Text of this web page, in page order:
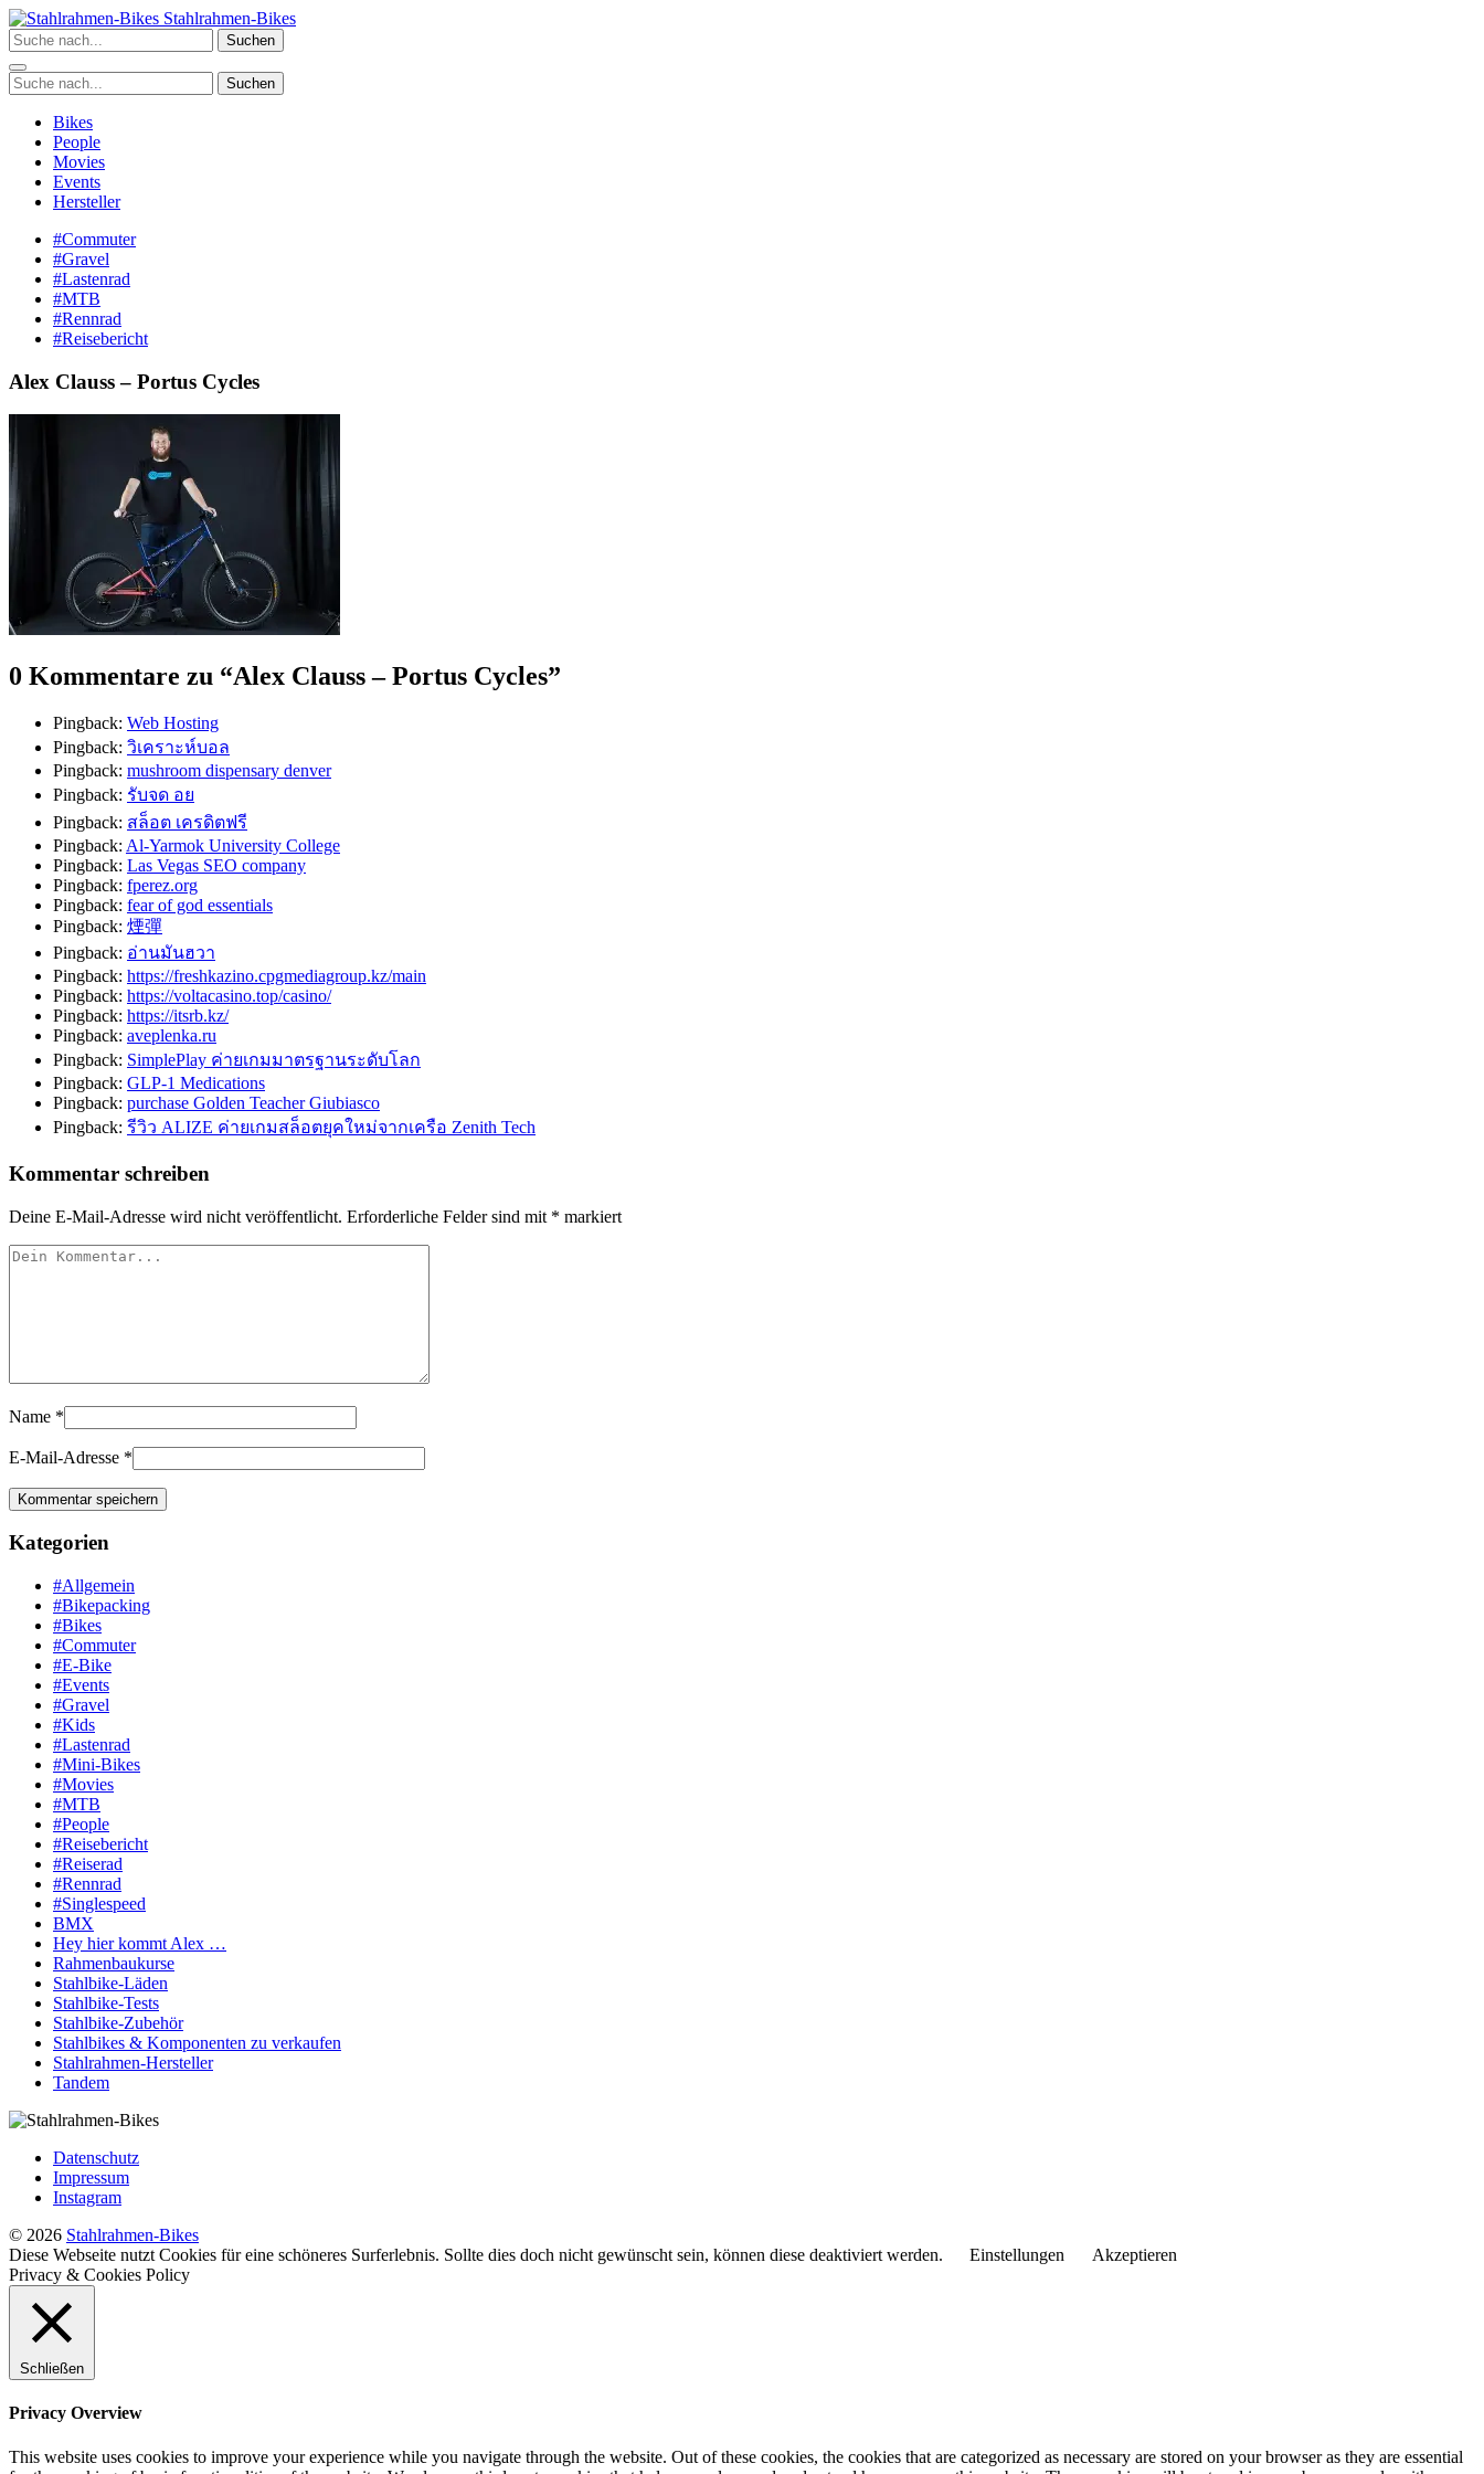
Zum
Inhalt
springen
Stahlrahmen-Bikes
Suchen
Suchen
Bikes
People
Movies
Events
Hersteller
#Commuter
#Gravel
#Lastenrad
#MTB
#Rennrad
#Reisebericht
Alex Clauss – Portus Cycles
0 Kommentare zu “Alex Clauss – Portus Cycles”
Pingback: Web Hosting
Pingback: วิเคราะห์บอล
Pingback: mushroom dispensary denver​
Pingback: รับจด อย
Pingback: สล็อต เครดิตฟรี
Pingback: Al-Yarmok University College
Pingback: Las Vegas SEO company
Pingback: fperez.org
Pingback: fear of god essentials
Pingback: 煙彈
Pingback: อ่านมันฮวา
Pingback: https://freshkazino.cpgmediagroup.kz/main
Pingback: https://voltacasino.top/casino/
Pingback: https://itsrb.kz/
Pingback: aveplenka.ru
Pingback: SimplePlay ค่ายเกมมาตรฐานระดับโลก
Pingback: GLP-1 Medications
Pingback: purchase Golden Teacher Giubiasco
Pingback: รีวิว ALIZE ค่ายเกมสล็อตยุคใหม่จากเครือ Zenith Tech
Kommentar schreiben
Deine E-Mail-Adresse wird nicht veröffentlicht. Erforderliche Felder sind mit * markiert
Name *
E-Mail-Adresse *
Kategorien
#Allgemein
#Bikepacking
#Bikes
#Commuter
#E-Bike
#Events
#Gravel
#Kids
#Lastenrad
#Mini-Bikes
#Movies
#MTB
#People
#Reisebericht
#Reiserad
#Rennrad
#Singlespeed
BMX
Hey hier kommt Alex …
Rahmenbaukurse
Stahlbike-Läden
Stahlbike-Tests
Stahlbike-Zubehör
Stahlbikes & Komponenten zu verkaufen
Stahlrahmen-Hersteller
Tandem
Datenschutz
Impressum
Instagram
© 2026 Stahlrahmen-Bikes
Diese Webseite nutzt Cookies für eine schöneres Surferlebnis. Sollte dies doch nicht gewünscht sein, können diese deaktiviert werden.
Einstellungen
Akzeptieren
Privacy & Cookies Policy
Schließen
Privacy Overview
This website uses cookies to improve your experience while you navigate through the website. Out of these cookies, the cookies that are categorized as necessary are stored on your browser as they are essential